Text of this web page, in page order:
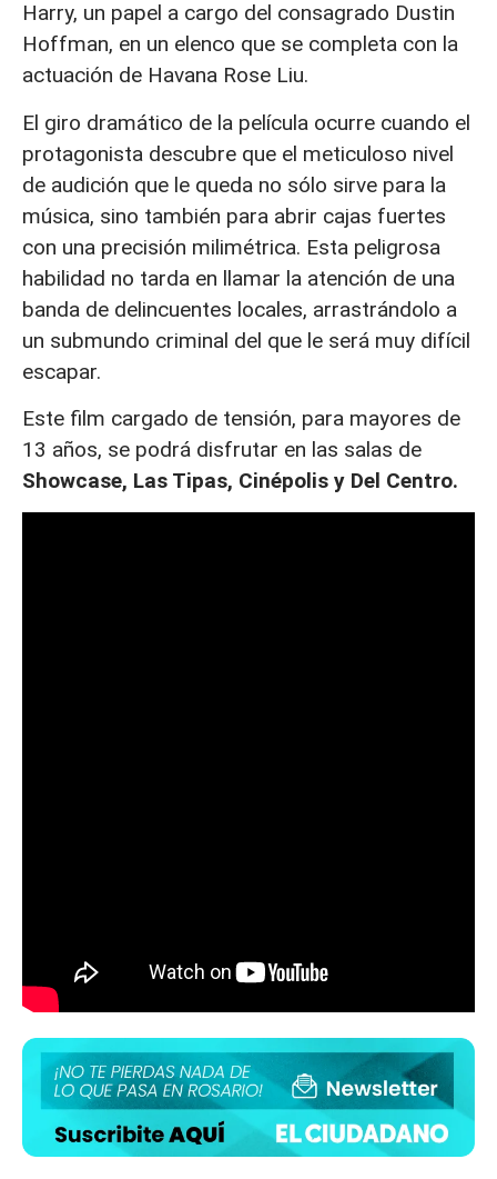
Harry, un papel a cargo del consagrado Dustin
Hoffman, en un elenco que se completa con la
actuación de Havana Rose Liu.
El giro dramático de la película ocurre cuando el
protagonista descubre que el meticuloso nivel
de audición que le queda no sólo sirve para la
música, sino también para abrir cajas fuertes
con una precisión milimétrica. Esta peligrosa
habilidad no tarda en llamar la atención de una
banda de delincuentes locales, arrastrándolo a
un submundo criminal del que le será muy difícil
escapar.
Este film cargado de tensión, para mayores de
13 años, se podrá disfrutar en las salas de
Showcase, Las Tipas, Cinépolis y Del Centro.